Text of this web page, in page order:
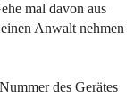
mal davon aus
Anwalt nehmen
des Gerätes